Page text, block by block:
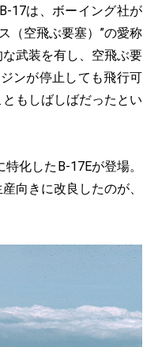
17は、ボーイング社が
（空飛ぶ要塞）”の愛称
武装を有し、空飛ぶ要
ンが停止しても飛行可
もしばしばだったとい
化したB-17Eが登場。
向きに改良したのが、